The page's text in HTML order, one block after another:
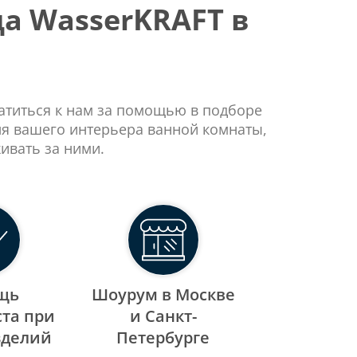
в
к нам за помощью в подборе
вашего интерьера ванной комнаты,
за ними.
при
Шоурум в Москве
и Санкт-
Петербурге